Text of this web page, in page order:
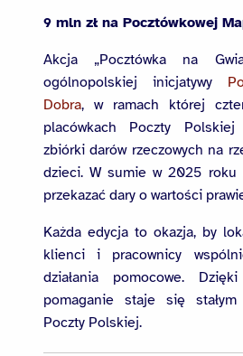
9 mln zł na Pocztówkowej
Akcja „Pocztówka na
ogólnopolskiej inicjatywy
Dobra, w ramach której
placówkach Poczty
zbiórki darów rzeczowych na
dzieci. W sumie w 2025 roku
przekazać dary o wartości
Każda edycja to okazja, by
klienci i pracownicy
działania pomocowe.
pomaganie staje się
Poczty Polskiej.